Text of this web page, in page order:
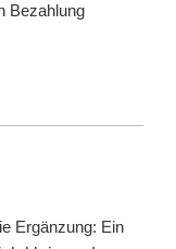
Bezahlung
Ergänzung: Ein